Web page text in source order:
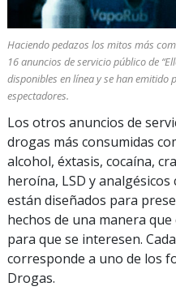
Haciendo pedazos los mitos más
16 anuncios de servicio público de
disponibles en línea y se han emitido
espectadores.
Los otros anuncios de
drogas más consumidas
alcohol, éxtasis, cocaína,
heroína, LSD y
están diseñados para
hechos de una manera
para que se interesen.
corresponde a uno de los
Drogas.